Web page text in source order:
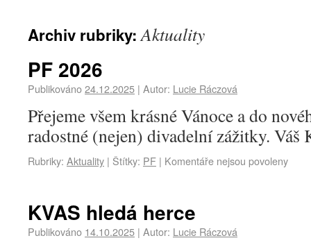
Archiv rubriky:Aktuality
PF 2026
Publikováno24.12.2025 | Autor: Lucie Ráczová
Přejeme všem krásné Vánoce a do
radostné (nejen) divadelní zážitky. Váš
Rubriky: Aktuality | Štítky: PF | Komentáře nejsou povoleny
KVAS hledá herce
Publikováno 14.10.2025 | Autor: Lucie Ráczová